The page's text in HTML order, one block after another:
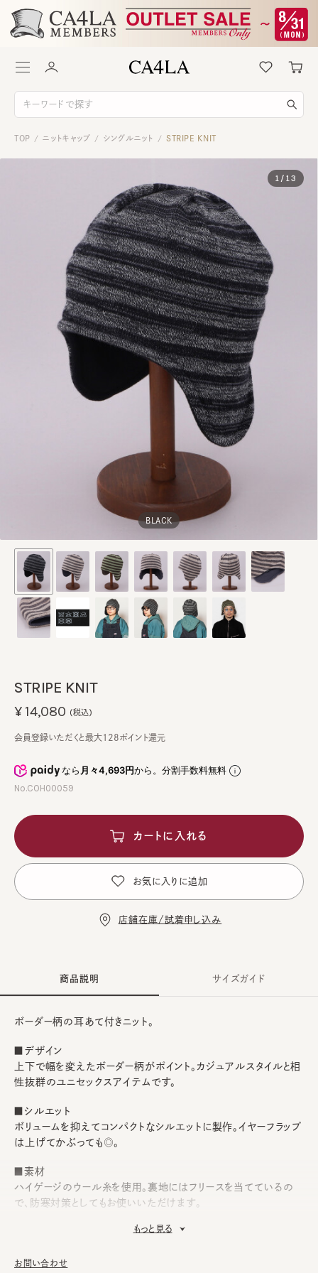
TOP / ニットキャップ / シングルニット / STRIPE KNIT
BLACK
1 / 13
STRIPE KNIT
なら月々4,693円から。分割手数料無料
No.COH00059
¥14,080 (税込)
会員登録いただくと最大128ポイント還元
カートに入れる
お気に入りに追加
店舗在庫/試着申し込み
商品説明
ボーダー柄の耳あて付きニット。
■デザイン
上下で幅を変えたボーダー柄がポイント。カジュアルスタイルと相
性抜群のユニセックスアイテムです。
■シルエット
ボリュームを抑えてコンパクトなシルエットに製作。イヤーフラップ
は上げてかぶっても◎。
■素材
ハイゲージのウール糸を使用。裏地にはフリースを当てているの
で、防寒対策としてもお使いいただけます。
して、消臭・抗菌用のスプレーをお勧めしております。
もっと見る
サイズガイド
お問い合わせ